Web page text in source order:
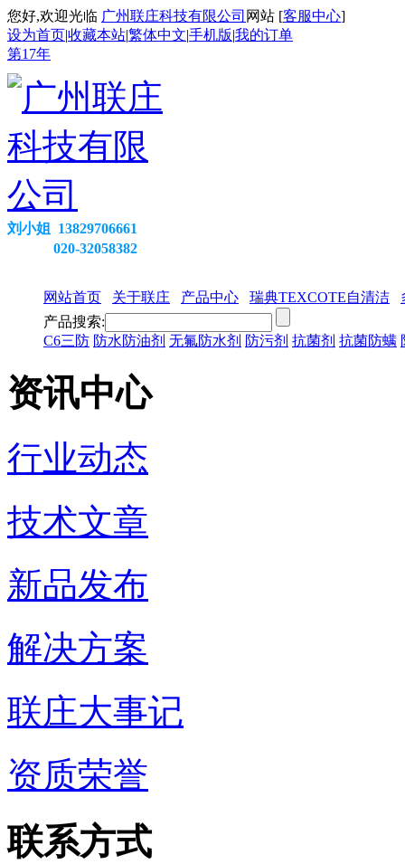
您好,欢迎光临 广州联庄科技有限公司 网站 [客服中心]
设为首页|收藏本站|繁体中文|手机版|我的订单
第17年
刘小姐 13829706661
020-32058382
网站首页 关于联庄 产品中心 瑞典TEXCOTE自清洁
产品搜索:
C6三防 防水防油剂 无氟防水剂 防污剂 抗菌剂 抗菌防螨
资讯中心
行业动态
技术文章
新品发布
解决方案
联庄大事记
资质荣誉
联系方式